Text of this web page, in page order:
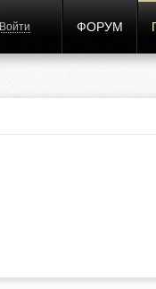
Войти ФОРУМ